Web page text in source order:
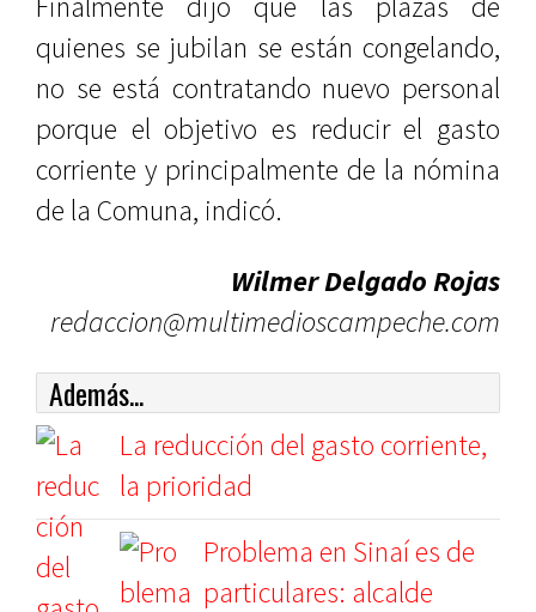
quienes se jubilan se están congelando,
no se está contratando nuevo personal
porque el objetivo es reducir el gasto
corriente y principalmente de la nómina
de la Comuna, indicó.
Wilmer Delgado Rojas
redaccion@multimedioscampeche.com
Además...
La reducción del gasto corriente,
la prioridad
Problema en Sinaí es de
particulares: alcalde